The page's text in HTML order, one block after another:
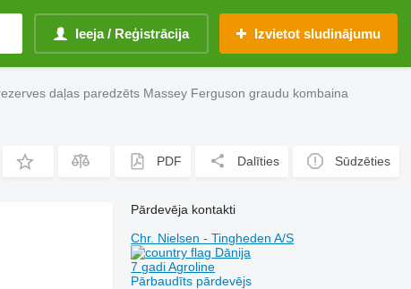
Ieeja / Reģistrācija Izvietot sludinājumu
daļas paredzēts Massey Ferguson graudu kombaina
PDF Dalīties Sūdzēties
Pārdevēja kontakti
Chr. Nielsen - Tingheden A/S
Dānija
7 gadi Agroline
Pārbaudīts pārdevējs